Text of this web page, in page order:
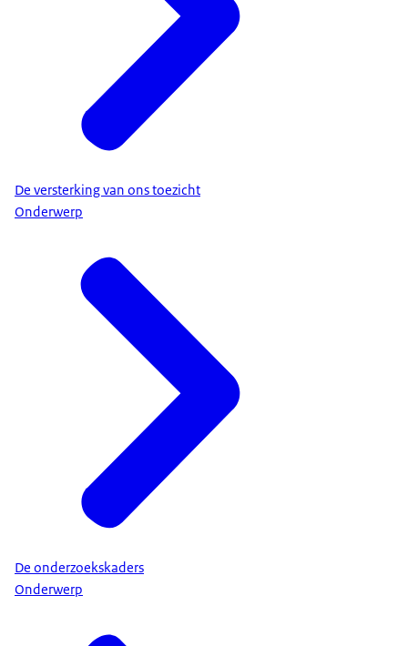
De versterking van ons toezicht
Onderwerp
De onderzoekskaders
Onderwerp